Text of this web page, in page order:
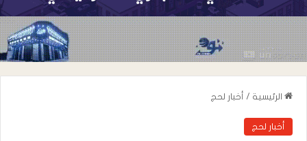
الرئيسية / أخبار لحج
أخبار لحج